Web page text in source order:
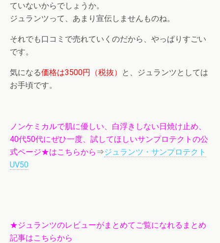
ていないからでしょうか。
ジュランツって、あまり宣伝しませんものね。
それでも口コミで売れていくのだから、やっぱりすごい
です。
気になる価格は3500円（税抜）
と、ジュランツとしては
お手頃です。
ノンケミカルで肌に優しい、白浮きしない日焼け止め、
40代50代にぜひ一度、試してほしいサンプロテクトの公
式ページ★はこちらから ⇒ジュランツ・サンプロテクト
UV50
★ジュランツのレビューがまとめてご覧になれるまとめ
記事はこちらから